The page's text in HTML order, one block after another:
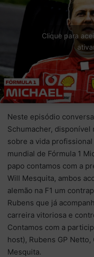
Clique para
Neste episódio
Schumacher,
sobre a vida
mundial de Fórmula 1
papo contamos com a
Will Mesquita, ambos
alemão na F1 um
Rubens que já
carreira vitoriosa e
Contamos com a
host), Rubens GP
Mesquita.